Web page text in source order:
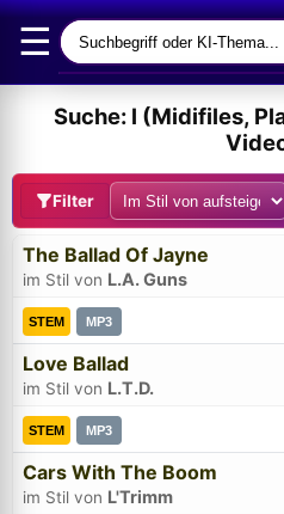
☰
Suche: l (Midifiles,
Filter
The Ballad Of Jayne
im Stil von L.A. Guns
STEM MP3
Love Ballad
im Stil von L.T.D.
STEM MP3
Cars With The Boom
im Stil von L'Trimm